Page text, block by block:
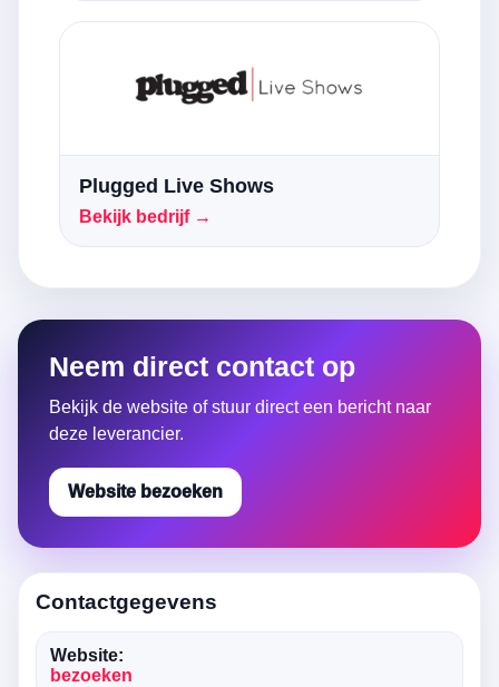
Plugged Live Shows
Bekijk bedrijf →
Neem direct contact op
Bekijk de website of stuur direct een bericht naar
deze leverancier.
Website bezoeken
Contactgegevens
Website:
bezoeken